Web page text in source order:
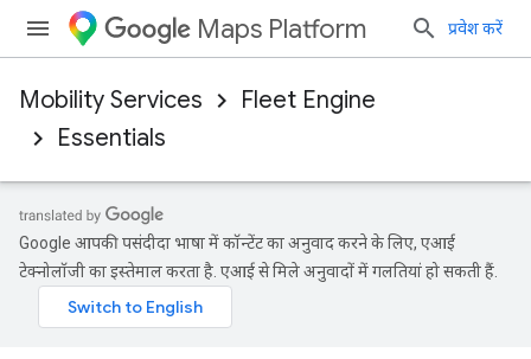
Maps Platform प्रवेश करें
Mobility Services
Fleet Engine
Essentials
Google आपकी पसंदीदा भाषा में कॉन्टेंट का अनुवाद करने के लिए, एआई
टेक्नोलॉजी का इस्तेमाल करता है. एआई से मिले अनुवादों में गलतियां हो सकती हैं.